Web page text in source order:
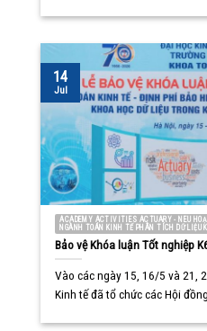
ACADEMY ACTIVITIES ACTUARY - NEU
NGÀNH TOÁN KINH TẾ PHÂN TÍCH DỮ LIỆU
Bảo vệ Khóa luận Tốt nghiệp
Vào các ngày 15, 16/5 và 21,
Kinh tế đã tổ chức các Hội
14
Jul